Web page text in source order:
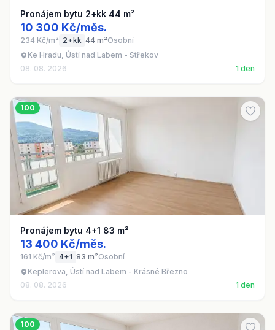
Pronájem bytu 2+kk 44 m²
10 300 Kč/měs.
234 Kč/m² 2+kk 44 m²Osobní
Ke Hradu, Ústí nad Labem - Střekov
08. 08. 2026
1 den
100
Pronájem bytu 4+1 83 m²
13 400 Kč/měs.
161 Kč/m² 4+1 83 m²Osobní
Keplerova, Ústí nad Labem - Krásné Březno
08. 08. 2026
1 den
100